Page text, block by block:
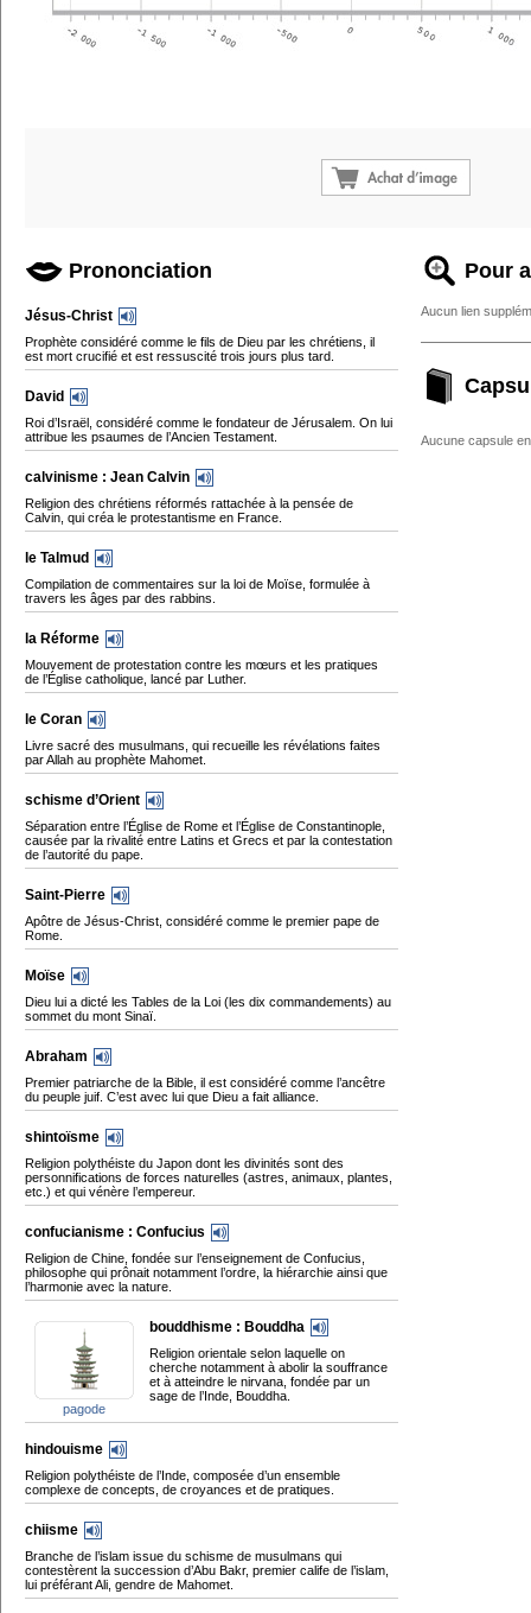
Prononciation
Jésus-Christ
Prophète considéré comme le fils de Dieu par les chrétiens, il
est mort crucifié et est ressuscité trois jours plus tard.
David
Roi d’Israël, considéré comme le fondateur de Jérusalem. On lui
attribue les psaumes de l’Ancien Testament.
calvinisme : Jean Calvin
Religion des chrétiens réformés rattachée à la pensée de
Calvin, qui créa le protestantisme en France.
le Talmud
Compilation de commentaires sur la loi de Moïse, formulée à
travers les âges par des rabbins.
la Réforme
Mouvement de protestation contre les mœurs et les pratiques
de l’Église catholique, lancé par Luther.
le Coran
Livre sacré des musulmans, qui recueille les révélations faites
par Allah au prophète Mahomet.
schisme d’Orient
Séparation entre l’Église de Rome et l’Église de Constantinople,
causée par la rivalité entre Latins et Grecs et par la contestation
de l’autorité du pape.
Saint-Pierre
Apôtre de Jésus-Christ, considéré comme le premier pape de
Rome.
Moïse
Dieu lui a dicté les Tables de la Loi (les dix commandements) au
sommet du mont Sinaï.
Abraham
Premier patriarche de la Bible, il est considéré comme l’ancêtre
du peuple juif. C’est avec lui que Dieu a fait alliance.
shintoïsme
Religion polythéiste du Japon dont les divinités sont des
personnifications de forces naturelles (astres, animaux, plantes,
etc.) et qui vénère l’empereur.
confucianisme : Confucius
Religion de Chine, fondée sur l’enseignement de Confucius,
philosophe qui prônait notamment l’ordre, la hiérarchie ainsi que
l’harmonie avec la nature.
pagode
bouddhisme : Bouddha
Religion orientale selon laquelle on
cherche notamment à abolir la souffrance
et à atteindre le nirvana, fondée par un
sage de l’Inde, Bouddha.
hindouisme
Religion polythéiste de l’Inde, composée d’un ensemble
complexe de concepts, de croyances et de pratiques.
chiisme
Branche de l’islam issue du schisme de musulmans qui
contestèrent la succession d’Abu Bakr, premier calife de l’islam,
lui préférant Ali, gendre de Mahomet.
Pour
Aucun lien
Aucune capsule